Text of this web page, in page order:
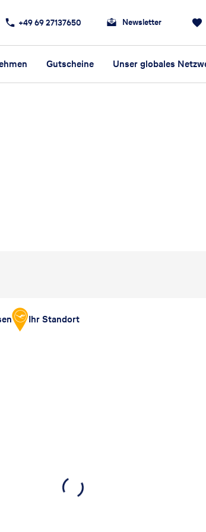
+49 69 27137650 Newsletter
Gutscheine Unser globales
Ihr Standort